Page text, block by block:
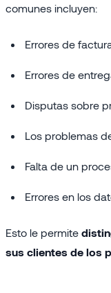
comunes incluyen:
Errores de
Errores de
Disputas sobre
Los problemas
Falta de un
Errores en los
Esto le permite
sus clientes de los